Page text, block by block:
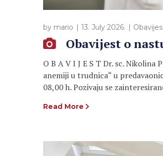
by mario 13. July 2026.
Obavijest o
O B A V I J E S T Dr. sc.
anemiji u trudnica“ u
08,00 h. Pozivaju se
Read More